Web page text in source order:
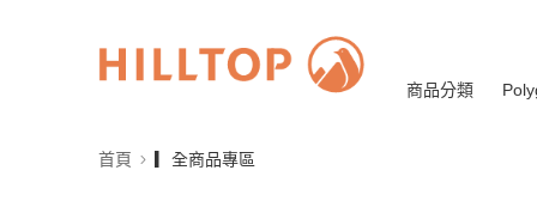
商品分類
首頁 ▎全商品專區